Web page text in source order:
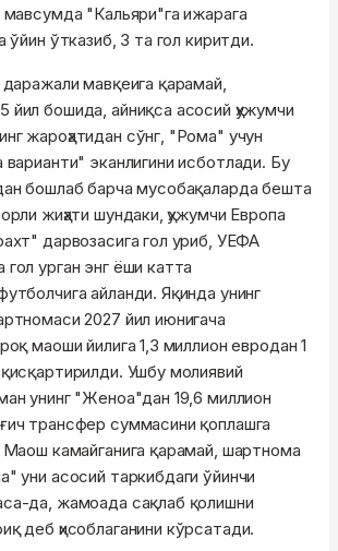
мавсумда "Кальяри"га ижарага
ўйин ўтказиб, 3 та гол киритди.
даражали мавқеига қарамай,
бошида, айниқса асосий ҳужумчи
жароҳатидан сўнг, "Рома" учун
варианти" эканлигини исботлади. Бу
бошлаб барча мусобақаларда бешта
жиҳати шундаки, ҳужумчи Европа
дарвозасига гол уриб, УЕФА
урган энг ёши катта
айланди. Яқинда унинг
2027 йил июнигача
маоши йилига 1,3 миллион евродан 1
Ушбу молиявий
унинг "Женоа"дан 19,6 миллион
трансфер суммасини қоплашга
Маош камайганига қарамай, шартнома
уни асосий таркибдаги ўйинчи
да, жамоада сақлаб қолишни
деб ҳисоблаганини кўрсатади.